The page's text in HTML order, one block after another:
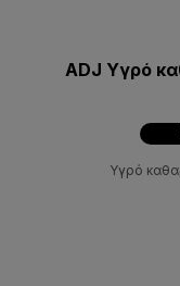
ADJ Υγρό
Υγρό